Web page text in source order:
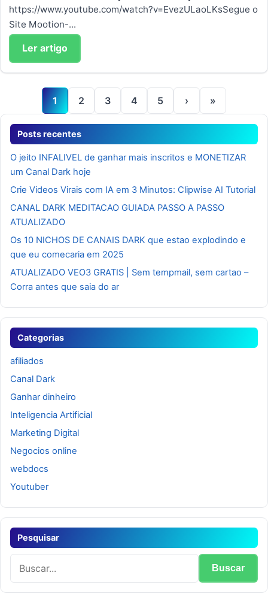
https://www.youtube.com/watch?v=EvezULaoLKsSegue o
Site Mootion-...
Ler artigo
1 2 3 4 5 › »
Posts recentes
O jeito INFALIVEL de ganhar mais inscritos e MONETIZAR
um Canal Dark hoje
Crie Videos Virais com IA em 3 Minutos: Clipwise AI Tutorial
CANAL DARK MEDITACAO GUIADA PASSO A PASSO
ATUALIZADO
Os 10 NICHOS DE CANAIS DARK que estao explodindo e
que eu comecaria em 2025
ATUALIZADO VEO3 GRATIS | Sem tempmail, sem cartao –
Corra antes que saia do ar
Categorias
afiliados
Canal Dark
Ganhar dinheiro
Inteligencia Artificial
Marketing Digital
Negocios online
webdocs
Youtuber
Pesquisar
Buscar